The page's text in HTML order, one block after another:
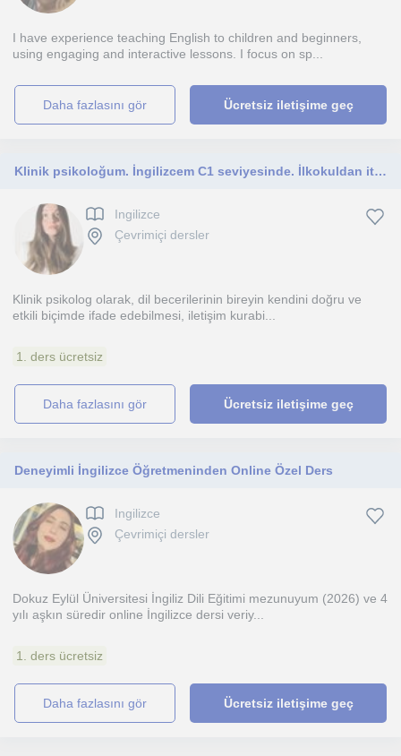
I have experience teaching English to children and beginners,
using engaging and interactive lessons. I focus on sp...
daha fazlasını gör Ücretsiz iletişime geç
Klinik psikoloğum. İngilizcem C1 seviyesinde. İlkokuldan itibaren tüm yaş çocuklara ve yetişkinlere İngilizce öğretebilirim
Ingilizce
Çevrimiçi dersler
Klinik psikolog olarak, dil becerilerinin bireyin kendini doğru ve
etkili biçimde ifade edebilmesi, iletişim kurabi...
1. ders ücretsiz
daha fazlasını gör Ücretsiz iletişime geç
Deneyimli İngilizce Öğretmeninden Online Özel Ders
Ingilizce
Çevrimiçi dersler
Dokuz Eylül Üniversitesi İngiliz Dili Eğitimi mezunuyum (2026) ve 4
yılı aşkın süredir online İngilizce dersi veriy...
1. ders ücretsiz
daha fazlasını gör Ücretsiz iletişime geç